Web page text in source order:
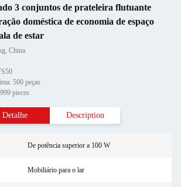
3 conjuntos de prateleira flutuante
doméstica de economia de espaço
de estar
China
500 peças
pieces
Detalhe Description
De potência superior a 100 W
Mobiliário para o lar